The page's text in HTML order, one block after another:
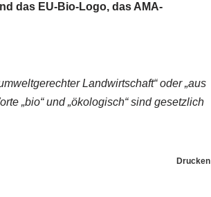
das EU-Bio-Logo, das AMA-
Landwirtschaft“ oder „aus
„bio“ und „ökologisch“ sind gesetzlich
Drucken